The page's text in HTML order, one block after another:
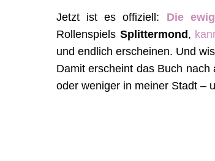
Jetzt ist es offiziell: Die
Rollenspiels Splittermond ,
und endlich erscheinen. Und
Damit erscheint das Buch
oder weniger in meiner Stadt –